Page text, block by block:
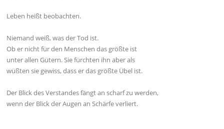
Leben heißt beobachten.
Niemand weiß, was der Tod ist.
Ob er nicht für den Menschen das größte ist
unter allen Gütern. Sie fürchten ihn aber als
wüßten sie gewiss, dass er das größte Übel ist.
Der Blick des Verstandes fängt an scharf zu werden,
wenn der Blick der Augen an Schärfe verliert.